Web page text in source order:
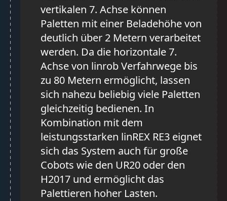
vertikalen 7. Achse können
Paletten mit einer Beladehöhe von
deutlich über 2 Metern verarbeitet
werden. Da die horizontale 7.
Achse von linrob Verfahrwege bis
zu 80 Metern ermöglicht, lassen
sich nahezu beliebig viele Paletten
gleichzeitig bedienen. In
Kombination mit dem
leistungsstarken linREX RE3 eignet
sich das System auch für große
Cobots wie den UR20 oder den
H2017 und ermöglicht das
Palettieren hoher Lasten.